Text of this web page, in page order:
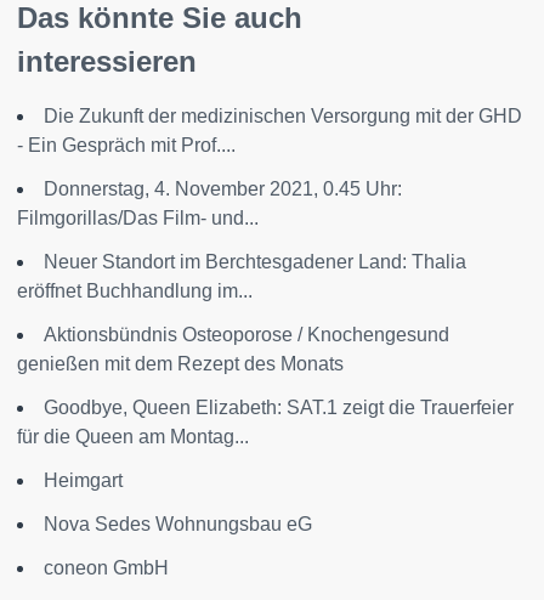
Das könnte Sie auch
interessieren
Die Zukunft der medizinischen Versorgung mit der GHD
- Ein Gespräch mit Prof....
Donnerstag, 4. November 2021, 0.45 Uhr:
Filmgorillas/Das Film- und...
Neuer Standort im Berchtesgadener Land: Thalia
eröffnet Buchhandlung im...
Aktionsbündnis Osteoporose / Knochengesund
genießen mit dem Rezept des Monats
Goodbye, Queen Elizabeth: SAT.1 zeigt die Trauerfeier
für die Queen am Montag...
Heimgart
Nova Sedes Wohnungsbau eG
coneon GmbH